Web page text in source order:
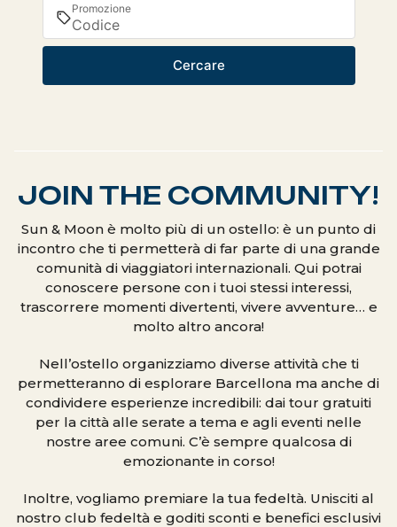
Promozione
Cercare
JOIN THE COMMUNITY!
Sun & Moon è molto più di un ostello: è un punto di
incontro che ti permetterà di far parte di una grande
comunità di viaggiatori internazionali. Qui potrai
conoscere persone con i tuoi stessi interessi,
trascorrere momenti divertenti, vivere avventure… e
molto altro ancora!
Nell’ostello organizziamo diverse attività che ti
permetteranno di esplorare Barcellona ma anche di
condividere esperienze incredibili: dai tour gratuiti
per la città alle serate a tema e agli eventi nelle
nostre aree comuni. C’è sempre qualcosa di
emozionante in corso!
Inoltre, vogliamo premiare la tua fedeltà. Unisciti al
nostro club fedeltà e goditi sconti e benefici esclusivi